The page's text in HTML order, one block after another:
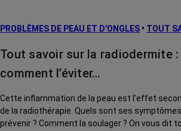
PROBLÈMES DE PEAU ET D'ONGLES • TOUT
Tout savoir sur la radiodermite :
comment l’éviter…
Cette inflammation de la peau est l’effet
de la radiothérapie. Quels sont ses
prévenir ? Comment la soulager ? On vous dit